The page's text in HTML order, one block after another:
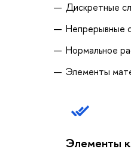
Дискретные
Непрерывные
Нормальное
Элементы
Элементы